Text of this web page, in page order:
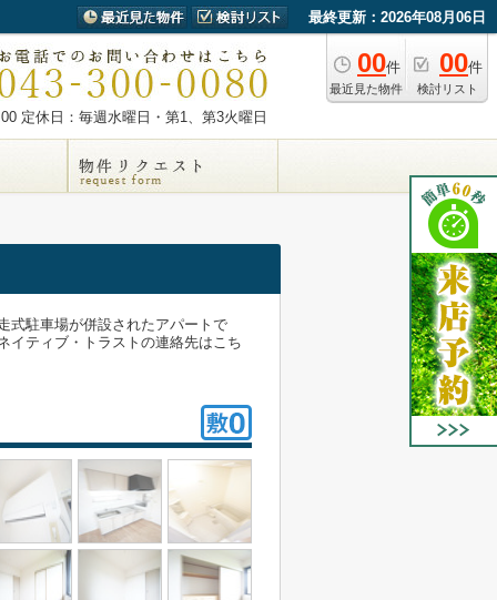
最終更新：2026年08月06日
00件
最近見た物件
00件
検討リスト
定休日：毎週水曜日・第1、第3火曜日
式駐車場が併設されたアパートで
イティブ・トラストの連絡先はこち